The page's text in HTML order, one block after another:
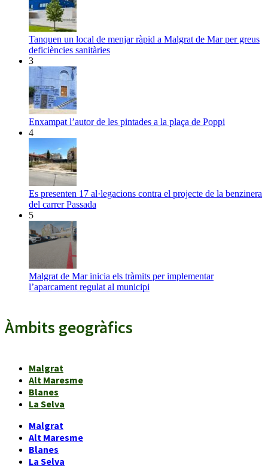
Tanquen un local de menjar ràpid a Malgrat de Mar per greus
deficiències sanitàries
3
Enxampat l’autor de les pintades a la plaça de Poppi
4
Es presenten 17 al·legacions contra el projecte de la benzinera
del carrer Passada
5
Malgrat de Mar inicia els tràmits per implementar
l’aparcament regulat al municipi
Àmbits geogràfics
Malgrat
Alt Maresme
Blanes
La Selva
Malgrat
Alt Maresme
Blanes
La Selva